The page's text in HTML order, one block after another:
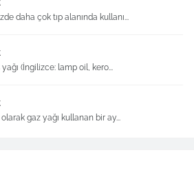
daha çok tıp alanında kullanı...
(İngilizce: lamp oil, kero...
gaz yağı kullanan bir ay...